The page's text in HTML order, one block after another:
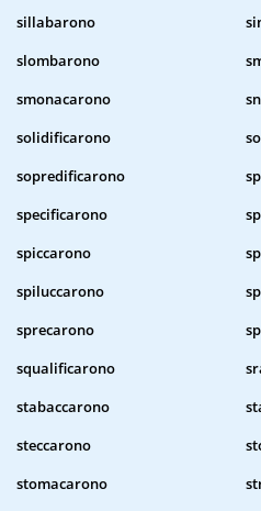
sillabarono
slombarono
smonacarono
solidificarono
sopredificarono
specificarono
spiccarono
spiluccarono
sprecarono
squalificarono
stabaccarono
steccarono
stomacarono